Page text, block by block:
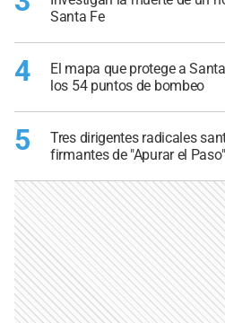
Santa Fe
4
El mapa que protege a
los 54 puntos de bombeo
5
Tres dirigentes radicales
firmantes de "Apurar el Paso"